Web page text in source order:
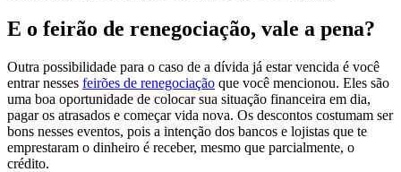
E o feirão de renegociação, vale a pena?
Outra possibilidade para o caso de a dívida já estar vencida é você
entrar nesses feirões de renegociação que você mencionou. Eles são
uma boa oportunidade de colocar sua situação financeira em dia,
pagar os atrasados e começar vida nova. Os descontos costumam ser
bons nesses eventos, pois a intenção dos bancos e lojistas que te
emprestaram o dinheiro é receber, mesmo que parcialmente, o
crédito.